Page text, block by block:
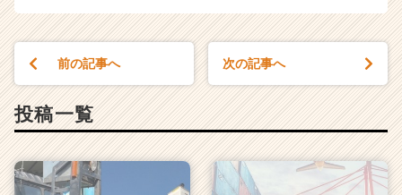
前の記事へ 次の記事へ
投稿一覧